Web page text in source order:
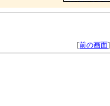
[前の画面